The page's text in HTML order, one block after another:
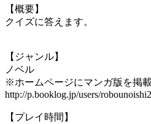
【概要】
クイズに答えます。
【ジャンル】
ノベル
※ホームページにマンガ版を掲
http://p.booklog.jp/users/
【プレイ時間】